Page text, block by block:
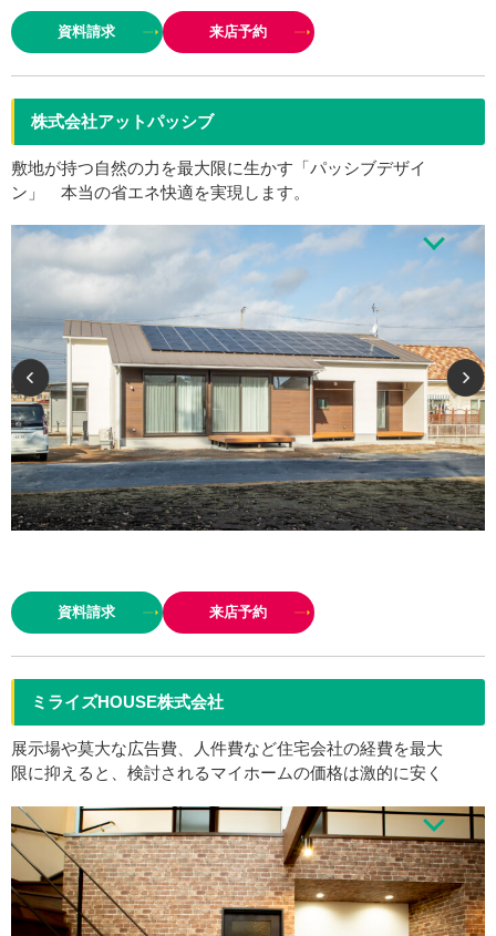
ので、時間を惜しまず納得の間取りができるまで何度も何度も打ち合わせを
重ねます。弊社はご契約を最後にさせていただいています。理由は高い…
資料請求 来店予約
株式会社アットパッシブ
敷地が持つ自然の力を最大限に生かす「パッシブデザイ
ン」 本当の省エネ快適を実現します。
しながら自然（ﾊﾟｯｼﾌﾞ)を感じる家創りを。 すべての敷地が異なる性格を持
つ。家は敷地と住まいになる家族に合わせて…
資料請求 来店予約
ミライズHOUSE株式会社
展示場や莫大な広告費、人件費など住宅会社の経費を最大
限に抑えると、検討されるマイホームの価格は激的に安く